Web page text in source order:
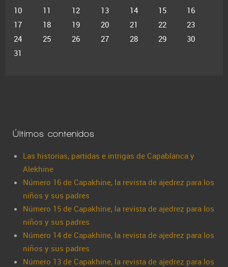
10
11 12 13 14 15
16
17
18 19 20 21 22
23
24
25 26 27 28 29
30
31
Últimos contenidos
Las historias, partidas e intrigas de Capablanca y
Alekhine
Número 16 de Capakhine, la revista de ajedrez para los
niños y sus padres
Número 15 de Capakhine, la revista de ajedrez para los
niños y sus padres
Número 14 de Capakhine, la revista de ajedrez para los
niños y sus padres
Número 13 de Capakhine, la revista de ajedrez para los